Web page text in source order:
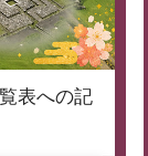
表への記